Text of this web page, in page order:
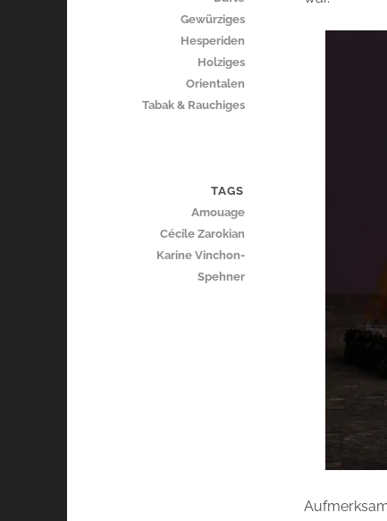
Gewürziges
Hesperiden
Holziges
Orientalen
Tabak & Rauchiges
TAGS
Amouage
Cécile Zarokian
Karine Vinchon-
Spehner